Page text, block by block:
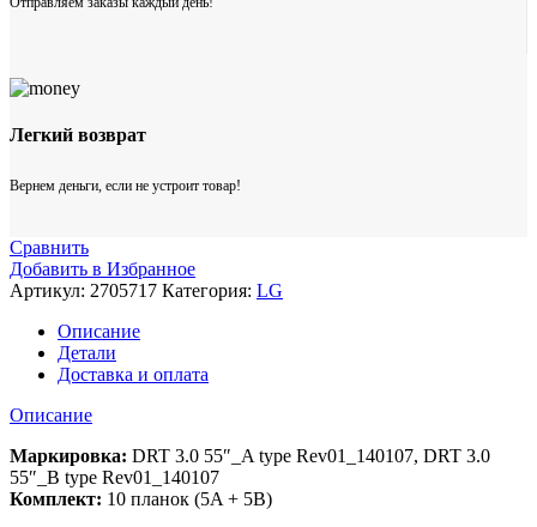
Легкий возврат
Вернем деньги, если не устроит товар!
Сравнить
Добавить в Избранное
Артикул: 2705717 Категория: LG
Описание
Детали
Доставка и оплата
Описание
Маркировка: DRT 3.0 55″_A type Rev01_140107, DRT 3.0
55″_B type Rev01_140107
Комплект: 10 планок (5A + 5B)